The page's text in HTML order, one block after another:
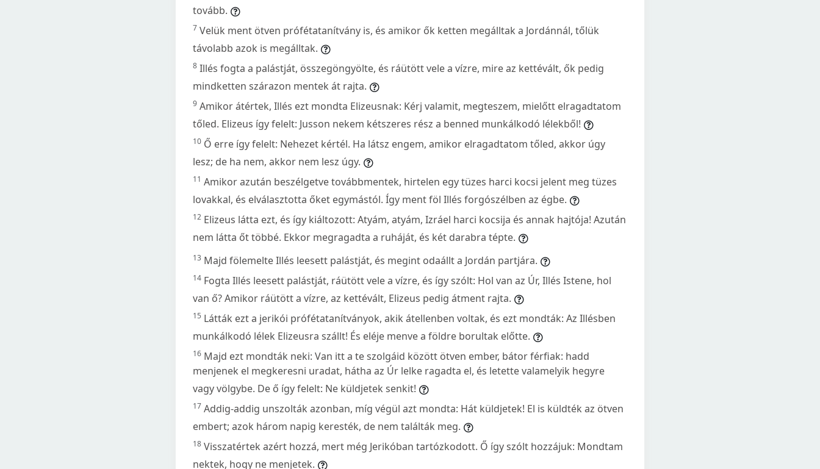
tovább.
7 Velük ment ötven prófétatanítvány is, és amikor ők ketten megálltak a Jordánnál, tőlük
távolabb azok is megálltak.
8 Illés fogta a palástját, összegöngyölte, és ráütött vele a vízre, mire az kettévált, ők pedig
mindketten szárazon mentek át rajta.
9 Amikor átértek, Illés ezt mondta Elizeusnak: Kérj valamit, megteszem, mielőtt elragadtatom
tőled. Elizeus így felelt: Jusson nekem kétszeres rész a benned munkálkodó lélekből!
10 Ő erre így felelt: Nehezet kértél. Ha látsz engem, amikor elragadtatom tőled, akkor úgy
lesz; de ha nem, akkor nem lesz úgy.
11 Amikor azután beszélgetve továbbmentek, hirtelen egy tüzes harci kocsi jelent meg tüzes
lovakkal, és elválasztotta őket egymástól. Így ment föl Illés forgószélben az égbe.
12 Elizeus látta ezt, és így kiáltozott: Atyám, atyám, Izráel harci kocsija és annak hajtója! Azután
nem látta őt többé. Ekkor megragadta a ruháját, és két darabra tépte.
13 Majd fölemelte Illés leesett palástját, és megint odaállt a Jordán partjára.
14 Fogta Illés leesett palástját, ráütött vele a vízre, és így szólt: Hol van az Úr, Illés Istene, hol
van ő? Amikor ráütött a vízre, az kettévált, Elizeus pedig átment rajta.
15 Látták ezt a jerikói prófétatanítványok, akik átellenben voltak, és ezt mondták: Az Illésben
munkálkodó lélek Elizeusra szállt! És eléje menve a földre borultak előtte.
16 Majd ezt mondták neki: Van itt a te szolgáid között ötven ember, bátor férfiak: hadd
menjenek el megkeresni uradat, hátha az Úr lelke ragadta el, és letette valamelyik hegyre
vagy völgybe. De ő így felelt: Ne küldjetek senkit!
17 Addig-addig unszolták azonban, míg végül azt mondta: Hát küldjetek! El is küldték az ötven
embert; azok három napig keresték, de nem találták meg.
18 Visszatértek azért hozzá, mert még Jerikóban tartózkodott. Ő így szólt hozzájuk: Mondtam
nektek, hogy ne menjetek.